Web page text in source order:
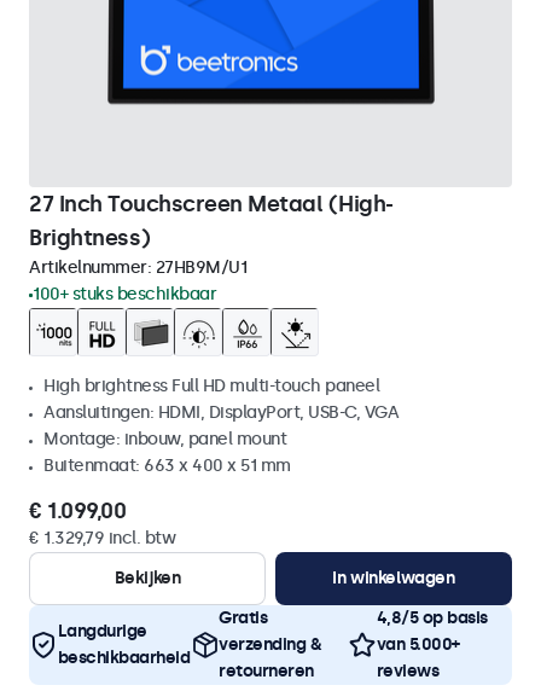
27 Inch Touchscreen Metaal (High-
Brightness)
Artikelnummer: 27HB9M/U1
100+ stuks beschikbaar
High brightness Full HD multi-touch paneel
Aansluitingen: HDMI, DisplayPort, USB-C, VGA
Montage: inbouw, panel mount
Buitenmaat: 663 x 400 x 51 mm
€ 1.099,00
€ 1.329,79 incl. btw
Bekijken
In winkelwagen
Langdurige
beschikbaarheid
Gratis
verzending &
retourneren
4,8/5 op basis
van 5.000+
reviews